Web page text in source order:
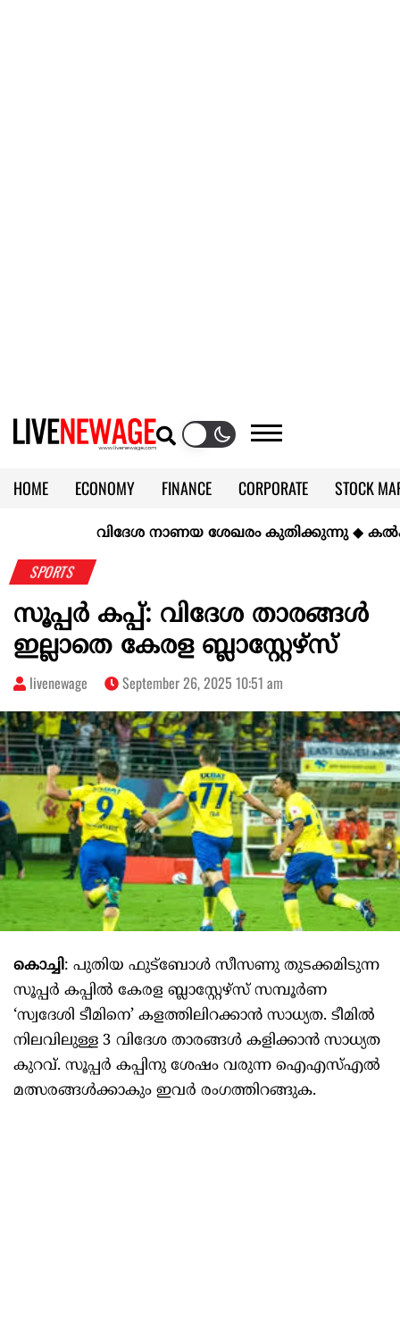
HOME ECONOMY FINANCE CORPORATE
STOCK
KERALA @70
വിദേശ നാണയ ശേഖരം കുതിക്കുന്നു◆
SPORTS
സൂപ്പർ കപ്പ്: വിദേശ താരങ്ങൾ
ഇല്ലാതെ കേരള ബ്ലാസ്റ്റേഴ്സ്
livenewage September 26, 2025 10:51 am
കൊച്ചി: പുതിയ ഫുട്ബോൾ സീസണു തുടക്കമിടുന്ന
സൂപ്പർ കപ്പിൽ കേരള ബ്ലാസ്റ്റേഴ്സ് സമ്പൂർണ
‘സ്വദേശി ടീമിനെ’ കളത്തിലിറക്കാൻ സാധ്യത. ടീമിൽ
നിലവിലുള്ള 3 വിദേശ താരങ്ങൾ കളിക്കാൻ സാധ്യത
കുറവ്. സൂപ്പർ കപ്പിനു ശേഷം വരുന്ന ഐഎസ്എൽ
മത്സരങ്ങൾക്കാകും ഇവർ രംഗത്തിറങ്ങുക.